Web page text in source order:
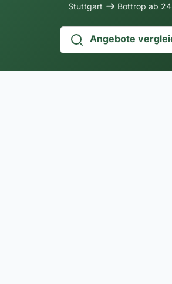
Stuttgart Bottrop ab
Angebote